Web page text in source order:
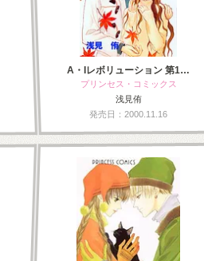
A・Iレボリューション 第1…
プリンセス・コミックス
浅見侑
発売日：2000.11.16